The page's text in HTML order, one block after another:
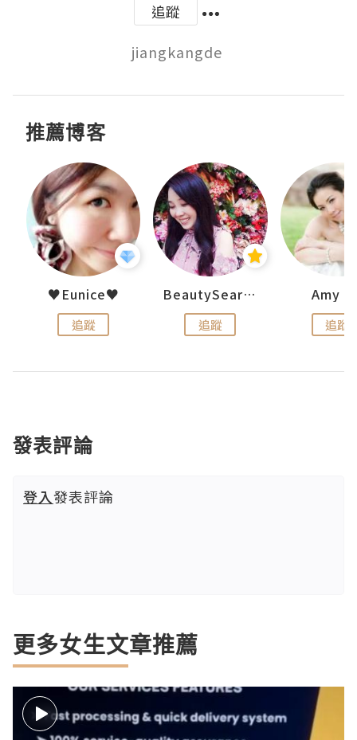
追蹤
jiangkangde
推薦博客
♥Eunice♥
追蹤
BeautySearch
追蹤
Amy
追蹤
發表評論
登入發表評論
更多女生文章推薦